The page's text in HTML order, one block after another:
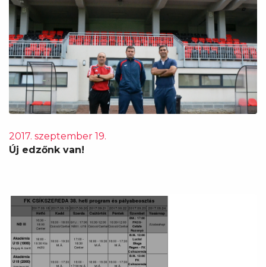
2017. szeptember 19.
Új edzőnk van!